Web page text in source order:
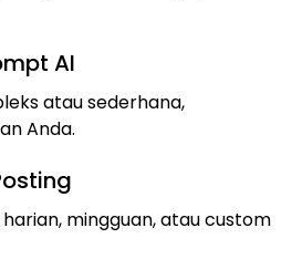
AI
atau sederhana,
Anda.
mingguan, atau custom